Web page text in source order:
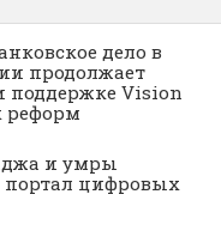
дело в
продолжает
поддержке Vision
реформ
и умры
портал цифровых